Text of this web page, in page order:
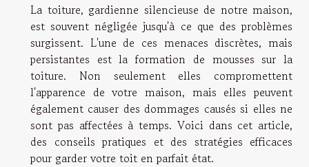
La toiture, gardienne silencieuse de notre maison,
est souvent négligée jusqu'à ce que des problèmes
surgissent. L'une de ces menaces discrètes, mais
persistantes est la formation de mousses sur la
toiture. Non seulement elles compromettent
l'apparence de votre maison, mais elles peuvent
également causer des dommages causés si elles ne
sont pas affectées à temps. Voici dans cet article,
des conseils pratiques et des stratégies efficaces
pour garder votre toit en parfait état.